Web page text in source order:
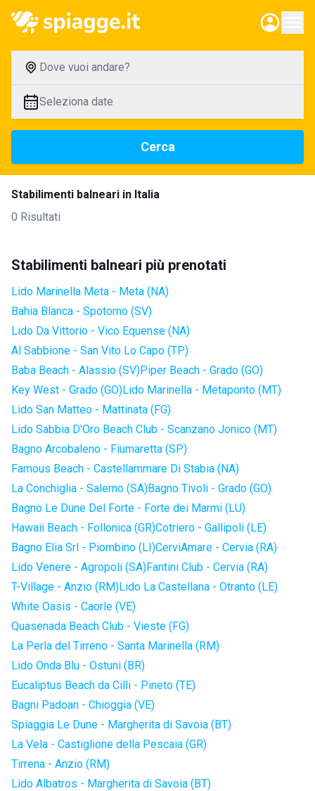
Dove vuoi andare?
Seleziona date
Cerca
Stabilimenti balneari in Italia
0 Risultati
Stabilimenti balneari più prenotati
Lido Marinella Meta - Meta (NA)
Bahia Blanca - Spotorno (SV)
Lido Da Vittorio - Vico Equense (NA)
Al Sabbione - San Vito Lo Capo (TP)
Baba Beach - Alassio (SV)Piper Beach - Grado (GO)
Key West - Grado (GO)Lido Marinella - Metaponto (MT)
Lido San Matteo - Mattinata (FG)
Lido Sabbia D'Oro Beach Club - Scanzano Jonico (MT)
Bagno Arcobaleno - Fiumaretta (SP)
Famous Beach - Castellammare Di Stabia (NA)
La Conchiglia - Salerno (SA)Bagno Tivoli - Grado (GO)
Bagno Le Dune Del Forte - Forte dei Marmi (LU)
Hawaii Beach - Follonica (GR)Cotriero - Gallipoli (LE)
Bagno Elia Srl - Piombino (LI)CerviAmare - Cervia (RA)
Lido Venere - Agropoli (SA)Fantini Club - Cervia (RA)
T-Village - Anzio (RM)Lido La Castellana - Otranto (LE)
White Oasis - Caorle (VE)
Quasenada Beach Club - Vieste (FG)
La Perla del Tirreno - Santa Marinella (RM)
Lido Onda Blu - Ostuni (BR)
Eucaliptus Beach da Cilli - Pineto (TE)
Bagni Padoan - Chioggia (VE)
Spiaggia Le Dune - Margherita di Savoia (BT)
La Vela - Castiglione della Pescaia (GR)
Tirrena - Anzio (RM)
Lido Albatros - Margherita di Savoia (BT)